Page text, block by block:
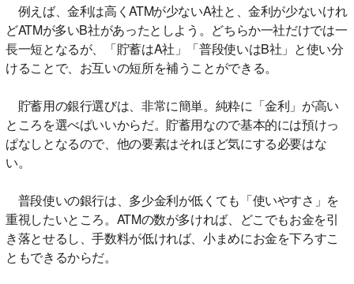
例えば、金利は高くATMが少ないA社と、金利が少ないけれ
どATMが多いB社があったとしよう。どちらか一社だけでは一
長一短となるが、「貯蓄はA社」「普段使いはB社」と使い分
けることで、お互いの短所を補うことができる。
貯蓄用の銀行選びは、非常に簡単。純粋に「金利」が高い
ところを選べばいいからだ。貯蓄用なので基本的には預けっ
ぱなしとなるので、他の要素はそれほど気にする必要はな
い。
普段使いの銀行は、多少金利が低くても「使いやすさ」を
重視したいところ。ATMの数が多ければ、どこでもお金を引
き落とせるし、手数料が低ければ、小まめにお金を下ろすこ
ともできるからだ。